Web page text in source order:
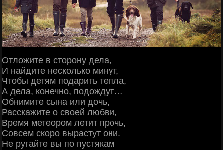
Отложите в сторону дела,
И найдите несколько минут,
Чтобы детям подарить тепла,
А дела, конечно, подождут…
Обнимите сына или дочь,
Расскажите о своей любви,
Время метеором летит прочь,
Совсем скоро вырастут они.
Не ругайте вы по пустякам